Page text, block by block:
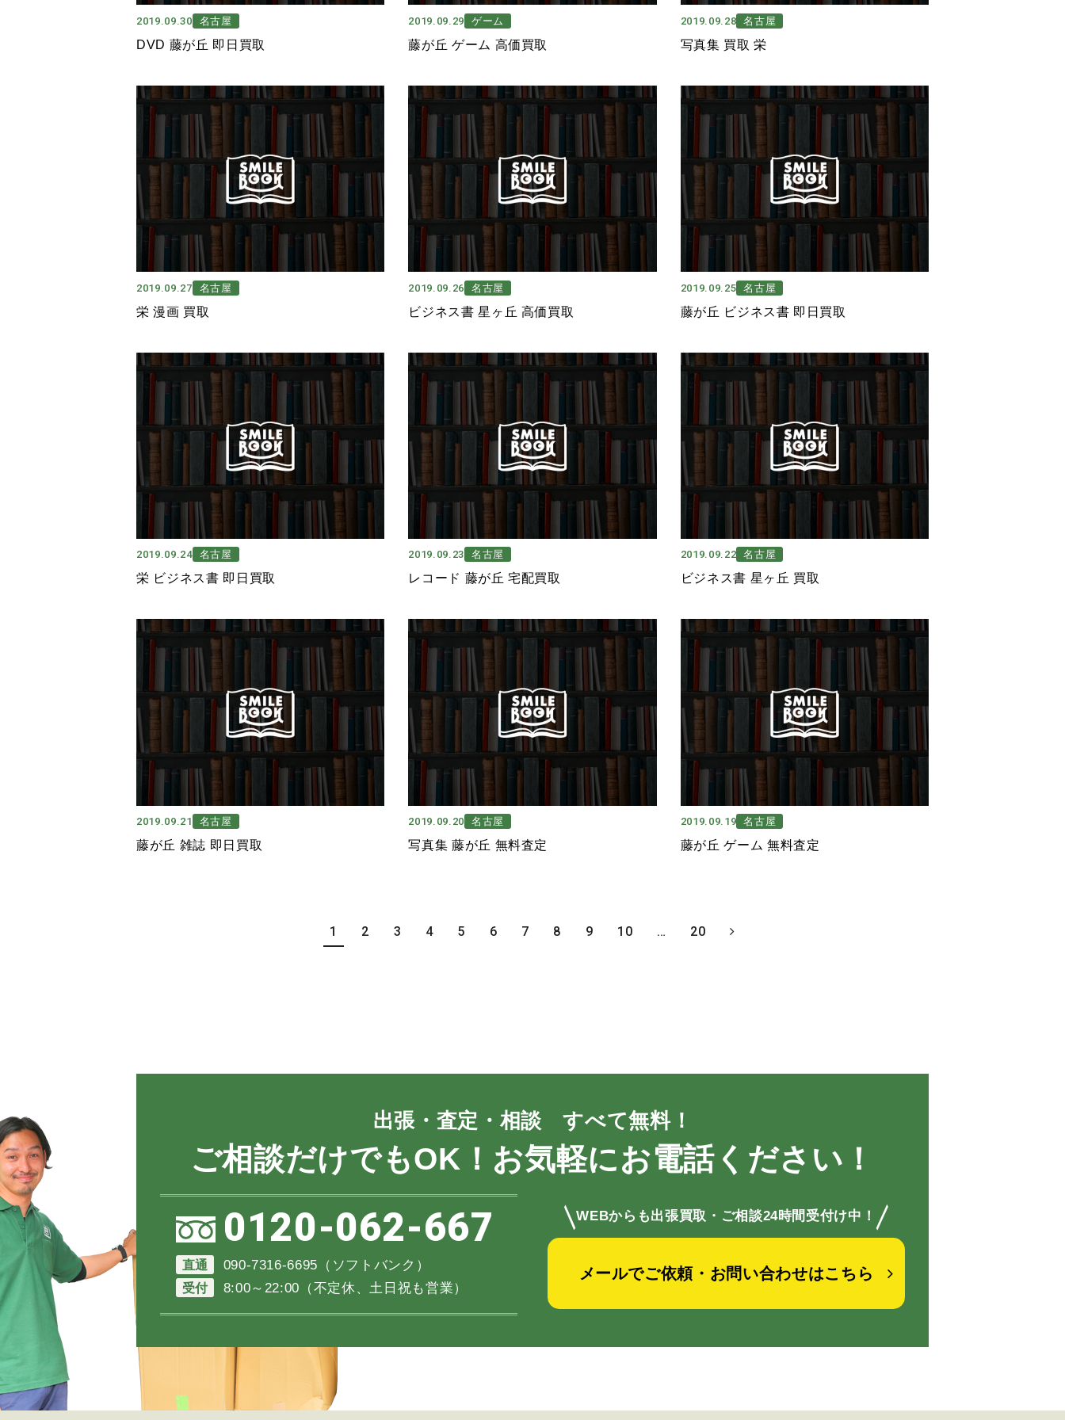
2019.09.30 名古屋
DVD 藤が丘 即日買取
2019.09.29 ゲーム
藤が丘 ゲーム 高価買取
2019.09.28 名古屋
写真集 買取 栄
2019.09.27 名古屋
栄 漫画 買取
2019.09.26 名古屋
ビジネス書 星ヶ丘 高価買取
2019.09.25 名古屋
藤が丘 ビジネス書 即日買取
2019.09.24 名古屋
栄 ビジネス書 即日買取
2019.09.23 名古屋
レコード 藤が丘 宅配買取
2019.09.22 名古屋
ビジネス書 星ヶ丘 買取
2019.09.21 名古屋
藤が丘 雑誌 即日買取
2019.09.20 名古屋
写真集 藤が丘 無料査定
2019.09.19 名古屋
藤が丘 ゲーム 無料査定
1 2 3 4 5 6 7 8 9 10 … 20
出張・査定・相談 すべて無料！
ご相談だけでもOK！お気軽にお電話ください！
0120-062-667
直通 090-7316-6695（ソフトバンク）
受付 8:00～22:00（不定休、土日祝も営業）
＼WEBからも出張買取・ご相談24時間受付け中！ ／
メールでご依頼・お問い合わせはこちら